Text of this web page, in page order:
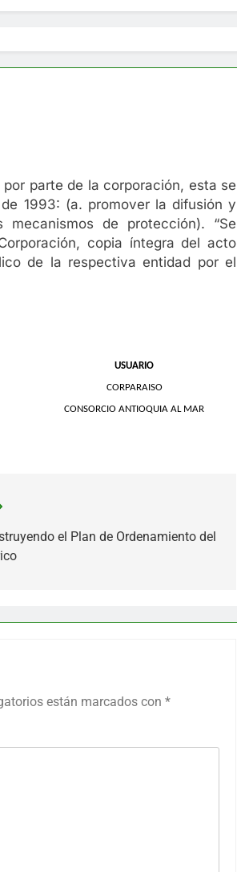
por parte de la corporación, esta se
1993: (a. promover la difusión y
de protección). “Se
copia íntegra del acto
de la respectiva entidad por el
USUARIO
CORPARAISO
CONSORCIO ANTIOQUIA AL MAR
el Plan de Ordenamiento del
están marcados con *